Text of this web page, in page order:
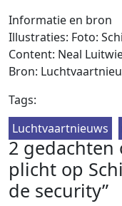
Informatie en bron
Illustraties: Foto:
Content: Neal
Bron:
Tags:
Luchtvaartnieuws
2 gedachten
plicht op
de security”